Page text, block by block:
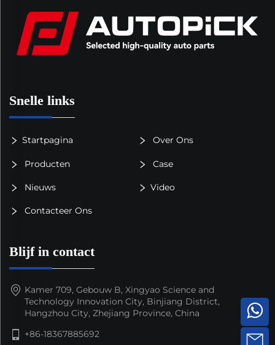
Snelle links
Startpagina Over Ons
Producten Case
Nieuws Video
Contacteer Ons
Blijf in contact
Kamer 709, Gebouw B, Xingyao Science and
Technology Innovation City, Binjiang District,
Hangzhou City, Zhejiang Province, China
+86-18367885692